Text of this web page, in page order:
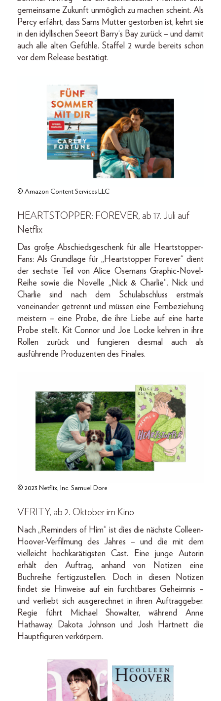
gemeinsame Zukunft unmöglich zu machen scheint. Als
Percy erfährt, dass Sams Mutter gestorben ist, kehrt sie
in den idyllischen Seeort Barry‘s Bay zurück – und damit
auch alle alten Gefühle. Staffel 2 wurde bereits schon
vor dem Release bestätigt.
© Amazon Content Services LLC
HEARTSTOPPER: FOREVER, ab 17. Juli auf
Netflix
Das große Abschiedsgeschenk für alle Heartstopper-
Fans: Als Grundlage für „Heartstopper Forever“ dient
der sechste Teil von Alice Osemans Graphic-Novel-
Reihe sowie die Novelle „Nick & Charlie“. Nick und
Charlie sind nach dem Schulabschluss erstmals
voneinander getrennt und müssen eine Fernbeziehung
meistern – eine Probe, die ihre Liebe auf eine harte
Probe stellt. Kit Connor und Joe Locke kehren in ihre
Rollen zurück und fungieren diesmal auch als
ausführende Produzenten des Finales.
© 2023 Netflix, Inc. Samuel Dore
VERITY, ab 2. Oktober im Kino
Nach „Reminders of Him“ ist dies die nächste Colleen-
Hoover-Verfilmung des Jahres – und die mit dem
vielleicht hochkarätigsten Cast. Eine junge Autorin
erhält den Auftrag, anhand von Notizen eine
Buchreihe fertigzustellen. Doch in diesen Notizen
findet sie Hinweise auf ein furchtbares Geheimnis –
und verliebt sich ausgerechnet in ihren Auftraggeber.
Regie führt Michael Showalter, während Anne
Hathaway, Dakota Johnson und Josh Hartnett die
Hauptfiguren verkörpern.